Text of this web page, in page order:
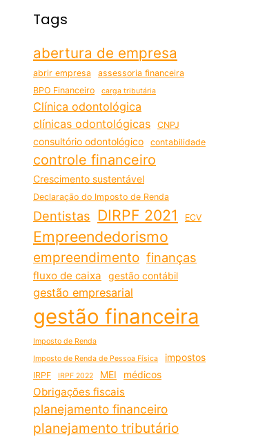
Tags
abertura de empresa
abrir empresa
assessoria financeira
BPO Financeiro
carga tributária
Clínica odontológica
clínicas odontológicas
CNPJ
consultório odontológico contabilidade
controle financeiro
Crescimento sustentável
Declaração do Imposto de Renda
Dentistas DIRPF 2021 ECV
Empreendedorismo
empreendimento finanças
fluxo de caixa gestão contábil
gestão empresarial
gestão financeira
Imposto de Renda
Imposto de Renda de Pessoa Física
impostos
IRPF IRPF 2022 MEI médicos
Obrigações fiscais
planejamento financeiro
planejamento tributário